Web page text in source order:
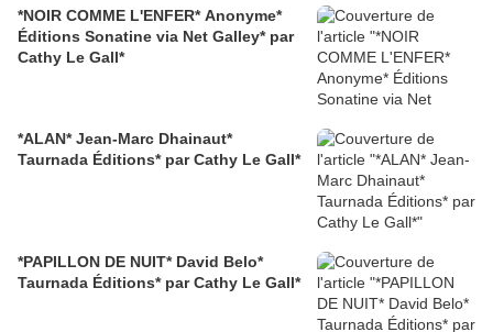
*NOIR COMME L'ENFER* Anonyme*
Éditions Sonatine via Net Galley* par
Cathy Le Gall*
*ALAN* Jean-Marc Dhainaut*
Taurnada Éditions* par Cathy Le Gall*
*PAPILLON DE NUIT* David Belo*
Taurnada Éditions* par Cathy Le Gall*